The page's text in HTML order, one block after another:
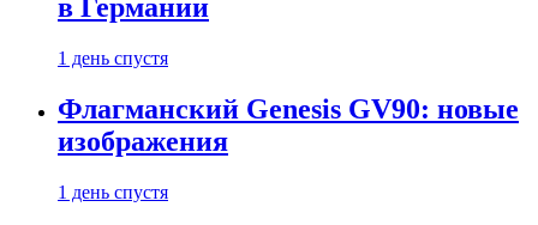
в Германии
1 день спустя
Флагманский Genesis GV90: новые
изображения
1 день спустя